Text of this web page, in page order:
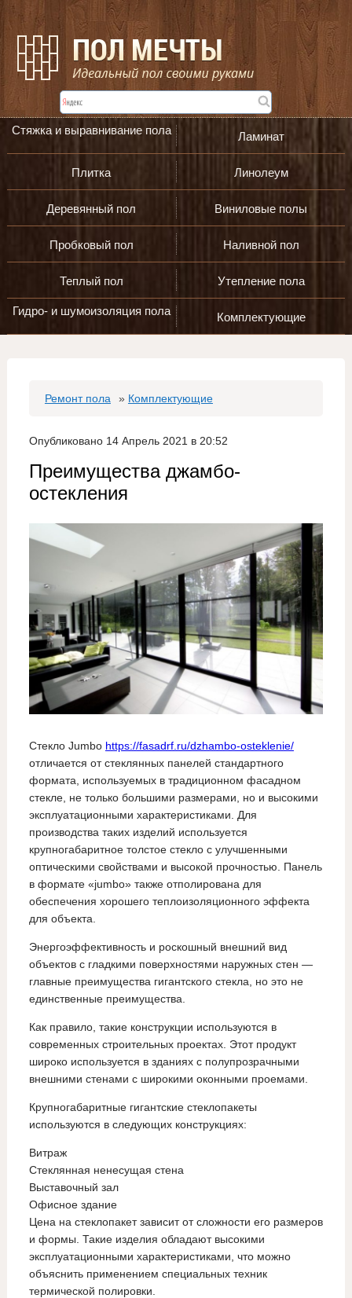
Стяжка и выравнивание пола Ламинат
Плитка Линолеум
Деревянный пол Виниловые полы
Пробковый пол Наливной пол
Теплый пол Утепление пола
Гидро- и шумоизоляция пола Комплектующие
Ремонт пола » Комплектующие
Опубликовано 14 Апрель 2021 в 20:52
Преимущества джамбо-
остекления
Стекло Jumbo https://fasadrf.ru/dzhambo-osteklenie/
отличается от стеклянных панелей стандартного
формата, используемых в традиционном фасадном
стекле, не только большими размерами, но и высокими
эксплуатационными характеристиками. Для
производства таких изделий используется
крупногабаритное толстое стекло с улучшенными
оптическими свойствами и высокой прочностью. Панель
в формате «jumbo» также отполирована для
обеспечения хорошего теплоизоляционного эффекта
для объекта.
Энергоэффективность и роскошный внешний вид
объектов с гладкими поверхностями наружных стен —
главные преимущества гигантского стекла, но это не
единственные преимущества.
Как правило, такие конструкции используются в
современных строительных проектах. Этот продукт
широко используется в зданиях с полупрозрачными
внешними стенами с широкими оконными проемами.
Крупногабаритные гигантские стеклопакеты
используются в следующих конструкциях:
Витраж
Стеклянная ненесущая стена
Выставочный зал
Офисное здание
Цена на стеклопакет зависит от сложности его размеров
и формы. Такие изделия обладают высокими
эксплуатационными характеристиками, что можно
объяснить применением специальных техник
термической полировки.